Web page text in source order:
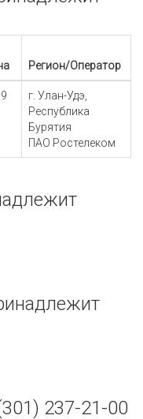
Регион/Оператор
г. Улан-Удэ,
Республика
Бурятия
ПАО Ростелеком
237-21-00